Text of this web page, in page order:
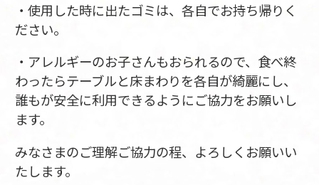
・使用した時に出たゴミは、各自でお持ち帰りく
ださい。
・アレルギーのお子さんもおられるので、食べ終
わったらテーブルと床まわりを各自が綺麗にし、
誰もが安全に利用できるようにご協力をお願いし
ます。
みなさまのご理解ご協力の程、よろしくお願いい
たします。